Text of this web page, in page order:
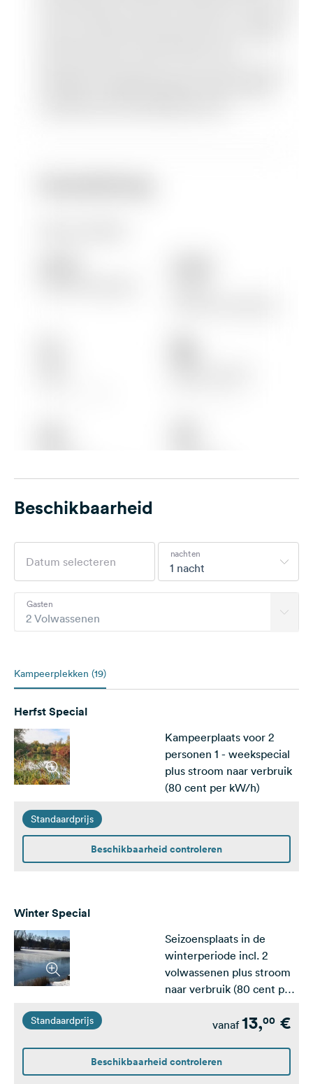
Beschikbaarheid
1 nacht
nachten
2 Volwassenen
Gasten
Kampeerplekken (19)
Herfst Special
Kampeerplaats voor 2
personen 1 - weekspecial
plus stroom naar verbruik
(80 cent per kW/h)
Standaardprijs
Beschikbaarheid controleren
Winter Special
Seizoensplaats in de
winterperiode incl. 2
volwassenen plus stroom
naar verbruik (80 cent per
Standaardprijs vanaf 13,00 €
Beschikbaarheid controleren